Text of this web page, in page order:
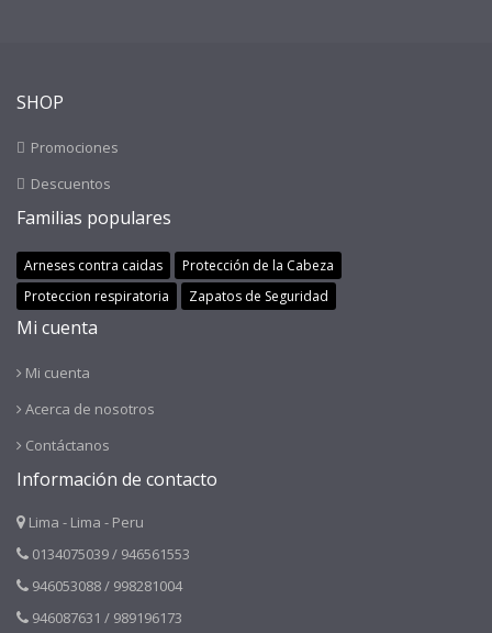
SHOP
Promociones
Descuentos
Familias populares
Arneses contra caidas
Protección de la Cabeza
Proteccion respiratoria
Zapatos de Seguridad
Mi cuenta
Mi cuenta
Acerca de nosotros
Contáctanos
Información de contacto
Lima - Lima - Peru
0134075039 / 946561553
946053088 / 998281004
946087631 / 989196173